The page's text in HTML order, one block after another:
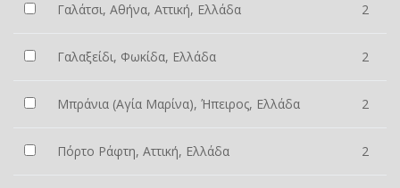
Γαλάτσι, Αθήνα, Αττική, Ελλάδα 2
Γαλαξείδι, Φωκίδα, Ελλάδα 2
Μπράνια (Αγία Μαρίνα), Ήπειρος, Ελλάδα 2
Πόρτο Ράφτη, Αττική, Ελλάδα 2